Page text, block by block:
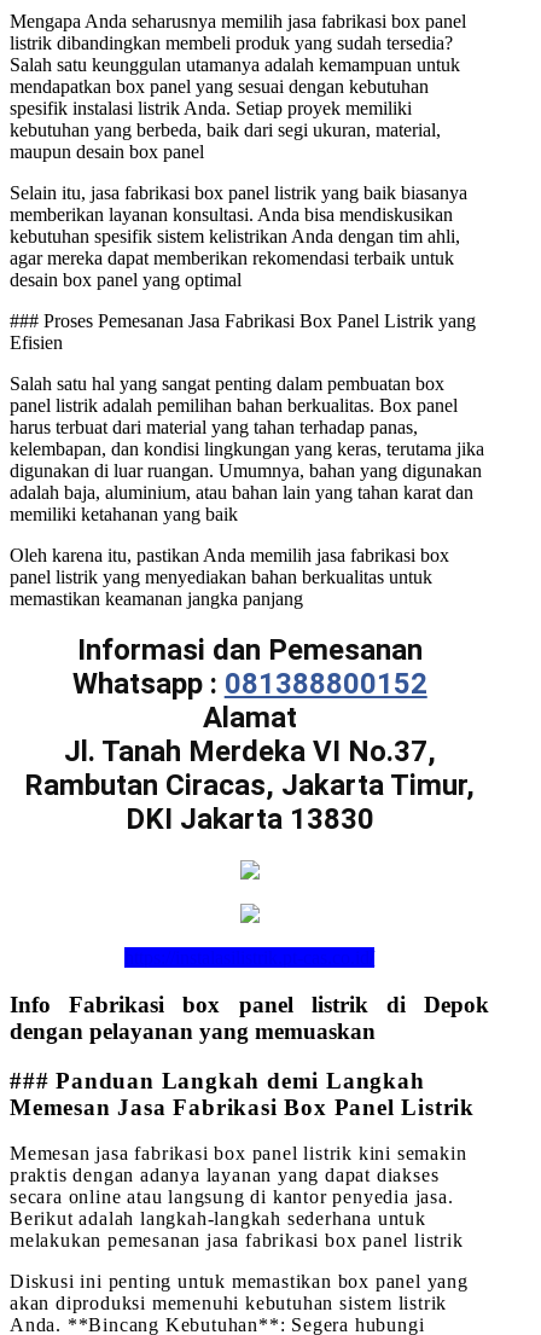
Mengapa Anda seharusnya memilih jasa fabrikasi box panel
listrik dibandingkan membeli produk yang sudah tersedia?
Salah satu keunggulan utamanya adalah kemampuan untuk
mendapatkan box panel yang sesuai dengan kebutuhan
spesifik instalasi listrik Anda. Setiap proyek memiliki
kebutuhan yang berbeda, baik dari segi ukuran, material,
maupun desain box panel
Selain itu, jasa fabrikasi box panel listrik yang baik biasanya
memberikan layanan konsultasi. Anda bisa mendiskusikan
kebutuhan spesifik sistem kelistrikan Anda dengan tim ahli,
agar mereka dapat memberikan rekomendasi terbaik untuk
desain box panel yang optimal
### Proses Pemesanan Jasa Fabrikasi Box Panel Listrik yang
Efisien
Salah satu hal yang sangat penting dalam pembuatan box
panel listrik adalah pemilihan bahan berkualitas. Box panel
harus terbuat dari material yang tahan terhadap panas,
kelembapan, dan kondisi lingkungan yang keras, terutama jika
digunakan di luar ruangan. Umumnya, bahan yang digunakan
adalah baja, aluminium, atau bahan lain yang tahan karat dan
memiliki ketahanan yang baik
Oleh karena itu, pastikan Anda memilih jasa fabrikasi box
panel listrik yang menyediakan bahan berkualitas untuk
memastikan keamanan jangka panjang
Informasi dan Pemesanan
Whatsapp : 081388800152
Alamat
Jl. Tanah Merdeka VI No.37,
Rambutan Ciracas, Jakarta Timur,
DKI Jakarta 13830
https://instalasilistrik.pt-cas.co.id/
Info Fabrikasi box panel listrik di Depok
dengan pelayanan yang memuaskan
### Panduan Langkah demi Langkah
Memesan Jasa Fabrikasi Box Panel Listrik
Memesan jasa fabrikasi box panel listrik kini semakin
praktis dengan adanya layanan yang dapat diakses
secara online atau langsung di kantor penyedia jasa.
Berikut adalah langkah-langkah sederhana untuk
melakukan pemesanan jasa fabrikasi box panel listrik
Diskusi ini penting untuk memastikan box panel yang
akan diproduksi memenuhi kebutuhan sistem listrik
Anda. **Bincang Kebutuhan**: Segera hubungi